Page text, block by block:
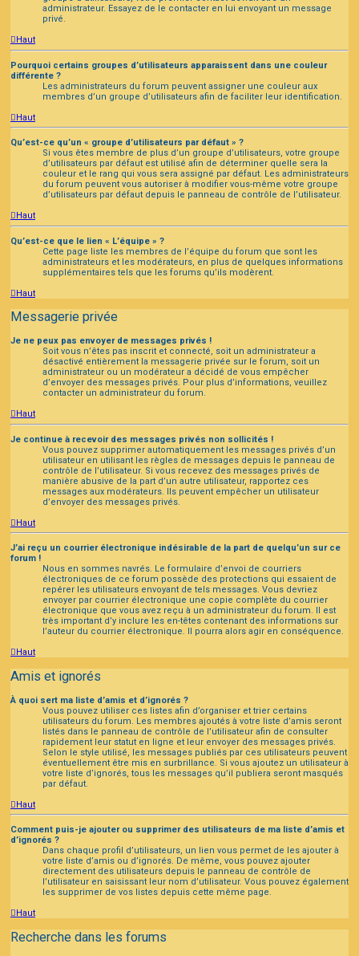
administrateur. Essayez de le contacter en lui envoyant un message
privé.
Haut
Pourquoi certains groupes d’utilisateurs apparaissent dans une couleur
différente ?
Les administrateurs du forum peuvent assigner une couleur aux
membres d’un groupe d’utilisateurs afin de faciliter leur identification.
Haut
Qu’est-ce qu’un « groupe d’utilisateurs par défaut » ?
Si vous êtes membre de plus d’un groupe d’utilisateurs, votre groupe
d’utilisateurs par défaut est utilisé afin de déterminer quelle sera la
couleur et le rang qui vous sera assigné par défaut. Les administrateurs
du forum peuvent vous autoriser à modifier vous-même votre groupe
d’utilisateurs par défaut depuis le panneau de contrôle de l’utilisateur.
Haut
Qu’est-ce que le lien « L’équipe » ?
Cette page liste les membres de l’équipe du forum que sont les
administrateurs et les modérateurs, en plus de quelques informations
supplémentaires tels que les forums qu’ils modèrent.
Haut
Messagerie privée
Je ne peux pas envoyer de messages privés !
Soit vous n’êtes pas inscrit et connecté, soit un administrateur a
désactivé entièrement la messagerie privée sur le forum, soit un
administrateur ou un modérateur a décidé de vous empêcher
d’envoyer des messages privés. Pour plus d’informations, veuillez
contacter un administrateur du forum.
Haut
Je continue à recevoir des messages privés non sollicités !
Vous pouvez supprimer automatiquement les messages privés d’un
utilisateur en utilisant les règles de messages depuis le panneau de
contrôle de l’utilisateur. Si vous recevez des messages privés de
manière abusive de la part d’un autre utilisateur, rapportez ces
messages aux modérateurs. Ils peuvent empêcher un utilisateur
d’envoyer des messages privés.
Haut
J’ai reçu un courrier électronique indésirable de la part de quelqu’un sur ce
forum !
Nous en sommes navrés. Le formulaire d’envoi de courriers
électroniques de ce forum possède des protections qui essaient de
repérer les utilisateurs envoyant de tels messages. Vous devriez
envoyer par courrier électronique une copie complète du courrier
électronique que vous avez reçu à un administrateur du forum. Il est
très important d’y inclure les en-têtes contenant des informations sur
l’auteur du courrier électronique. Il pourra alors agir en conséquence.
Haut
Amis et ignorés
À quoi sert ma liste d’amis et d’ignorés ?
Vous pouvez utiliser ces listes afin d’organiser et trier certains
utilisateurs du forum. Les membres ajoutés à votre liste d’amis seront
listés dans le panneau de contrôle de l’utilisateur afin de consulter
rapidement leur statut en ligne et leur envoyer des messages privés.
Selon le style utilisé, les messages publiés par ces utilisateurs peuvent
éventuellement être mis en surbrillance. Si vous ajoutez un utilisateur à
votre liste d’ignorés, tous les messages qu’il publiera seront masqués
par défaut.
Haut
Comment puis-je ajouter ou supprimer des utilisateurs de ma liste d’amis et
d’ignorés ?
Dans chaque profil d’utilisateurs, un lien vous permet de les ajouter à
votre liste d’amis ou d’ignorés. De même, vous pouvez ajouter
directement des utilisateurs depuis le panneau de contrôle de
l’utilisateur en saisissant leur nom d’utilisateur. Vous pouvez également
les supprimer de vos listes depuis cette même page.
Haut
Recherche dans les forums